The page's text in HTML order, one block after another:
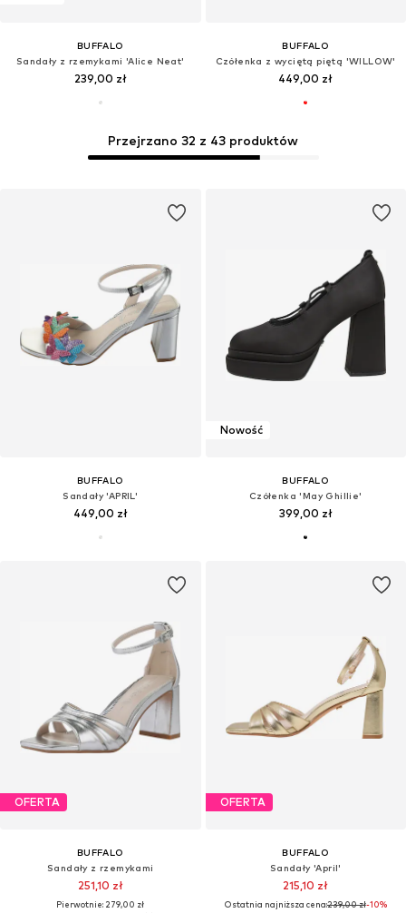
BUFFALO
Sandały z rzemykami 'Alice Neat'
239,00 zł
BUFFALO
Czółenka z wyciętą piętą 'WILLOW'
449,00 zł
Przejrzano 32 z 43 produktów
BUFFALO
Sandały 'APRIL'
449,00 zł
Nowość
BUFFALO
Czółenka 'May Ghillie'
399,00 zł
OFERTA
BUFFALO
Sandały z rzemykami
251,10 zł
Pierwotnie: 279,00 zł
OFERTA
BUFFALO
Sandały 'April'
215,10 zł
Ostatnia najniższa cena:239,00 zł-10%